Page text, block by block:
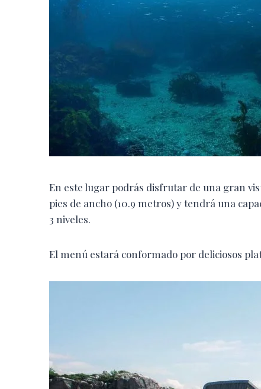
En este lugar podrás disfrutar de una gran
pies de ancho (10.9 metros) y tendrá una
3 niveles.
El menú estará conformado por deliciosos